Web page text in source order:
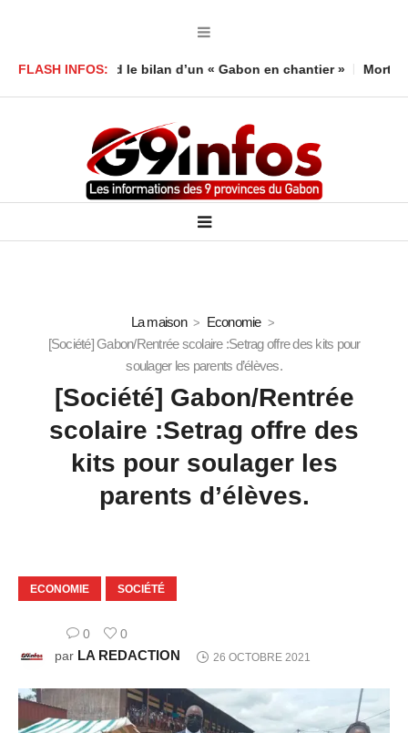
FLASH INFOS:
défend le bilan d’un « Gabon en chantier » Mort d’un
La maison
Economie
[Société] Gabon/Rentrée scolaire :Setrag offre des kits pour
soulager les parents d’élèves.
[Société] Gabon/Rentrée
scolaire :Setrag offre des
kits pour soulager les
parents d’élèves.
ECONOMIE SOCIÉTÉ
0
0
par LA REDACTION 26 OCTOBRE 2021